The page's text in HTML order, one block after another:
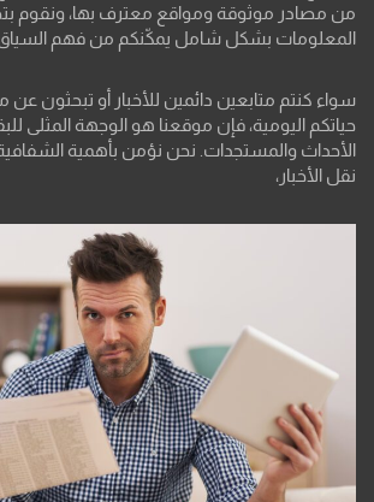
من مصادر موثوقة ومواقع معترف بها، ونقوم
المعلومات بشكل شامل يمكّنكم من فهم السياق
سواء كنتم متابعين دائمين للأخبار أو تبحثون
حياتكم اليومية، فإن موقعنا هو الوجهة المثلى
الأحداث والمستجدات. نحن نؤمن بأهمية
نقل الأخبار،